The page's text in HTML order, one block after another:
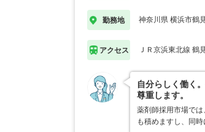
勤務地 神奈川県 横浜市鶴
アクセス ＪＲ京浜東北線 鶴
自分らしく働く
尊重します。
薬剤師採用市場で
も積めますし、同